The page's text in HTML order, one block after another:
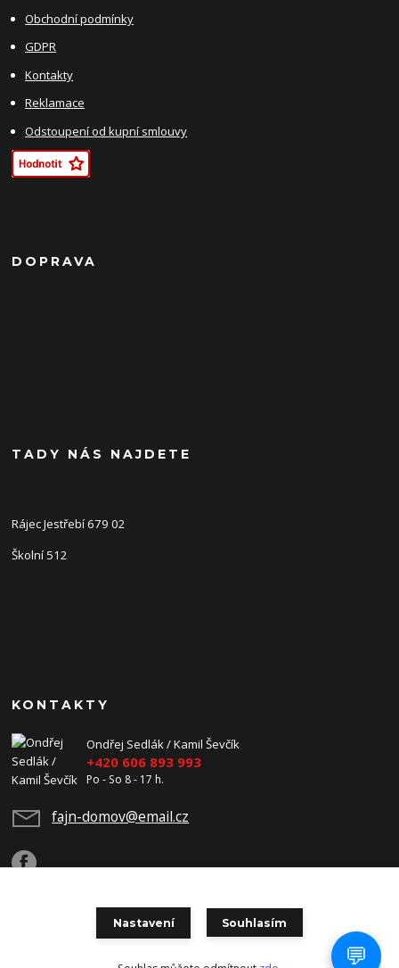
Obchodní podmínky
GDPR
Kontakty
Reklamace
Odstoupení od kupní smlouvy
DOPRAVA
TADY NÁS NAJDETE
Rájec Jestřebí 679 02
Školní 512
KONTAKTY
Ondřej Sedlák / Kamil Ševčík
+420 606 893 993
Po - So 8 - 17 h.
fajn-domov@email.cz
Copyright 2026 Fajn-Domov. Všechna práva vyhrazena.
Nastavení Souhlasím